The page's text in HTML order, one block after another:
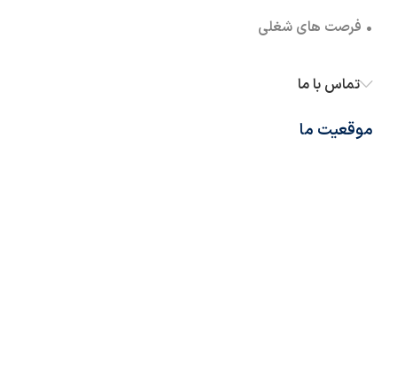
• فرصت های شغلی
تماس با ما
موقعیت ما